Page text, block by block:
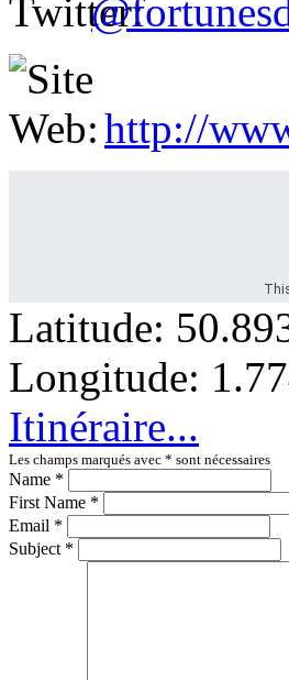
http://
Latitude:
Longitude:
Itinéraire...
Options d'itinéraire
Éviter les autoroutes
Éviter les péages
Partir! Reset
Les champs marqués avec * sont nécessaires
Name *
First Name *
Email *
Subject *